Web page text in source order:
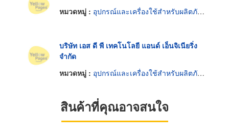
หมวดหมู่ : อุปกรณ์และเครื่องใช้สำหรับผลิตภัณฑ์อาหาร
บริษัท เอส ดี พี เทคโนโลยี แอนด์ เอ็นจิเนียริ่ง
จำกัด
หมวดหมู่ : อุปกรณ์และเครื่องใช้สำหรับผลิตภัณฑ์อาหาร
สินค้าที่คุณอาจสนใจ